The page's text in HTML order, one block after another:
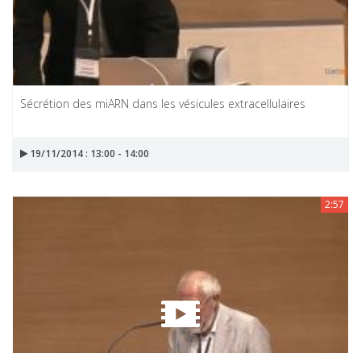
Sécrétion des miARN dans les vésicules extracellulaires
19/11/2014 : 13:00 - 14:00
2:57